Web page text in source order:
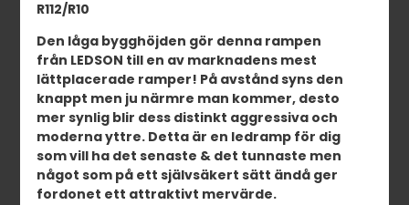
R112/R10
Den låga bygghöjden gör denna rampen
från LEDSON till en av marknadens mest
lättplacerade ramper! På avstånd syns den
knappt men ju närmre man kommer, desto
mer synlig blir dess distinkt aggressiva och
moderna yttre. Detta är en ledramp för dig
som vill ha det senaste & det tunnaste men
något som på ett självsäkert sätt ändå ger
fordonet ett attraktivt mervärde.